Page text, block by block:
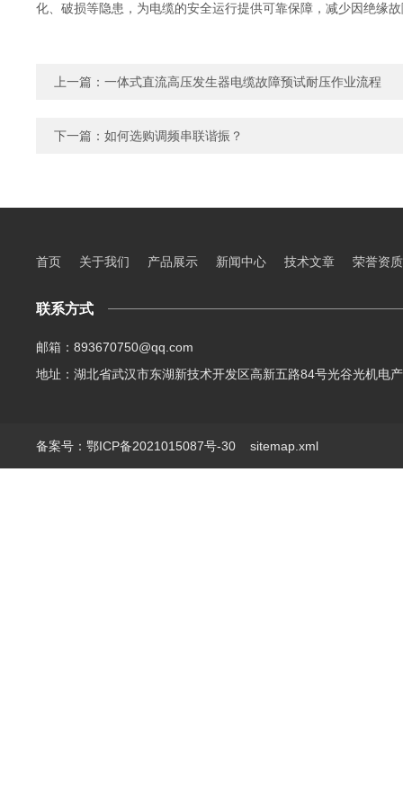
化、破损等隐患，为电缆的安全运行提供可靠保障，减少因绝缘
上一篇： 一体式直流高压发生器电缆故障预试耐压作业流程
下一篇： 如何选购调频串联谐振？
首页 关于我们 产品展示 新闻中心 技术文章 荣誉资质
联系方式
邮箱：893670750@qq.com
地址：湖北省武汉市东湖新技术开发区高新五路84号光谷光机电
备案号：鄂ICP备2021015087号-30 sitemap.xml